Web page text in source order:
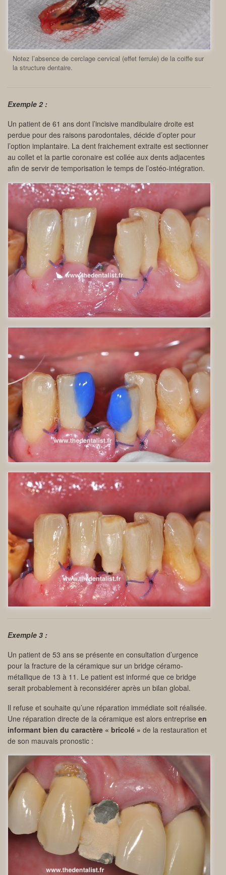
Notez l’absence de cerclage cervical (effet ferrule) de la coiffe sur
la structure dentaire.
Exemple 2 :
Un patient de 61 ans dont l’incisive mandibulaire droite est
perdue pour des raisons parodontales, décide d’opter pour
l’option implantaire. La dent fraichement extraite est sectionner
au collet et la partie coronaire est collée aux dents adjacentes
afin de servir de temporisation le temps de l’ostéo-intégration.
Exemple 3 :
Un patient de 53 ans se présente en consultation d’urgence
pour la fracture de la céramique sur un bridge céramo-
métallique de 13 à 11. Le patient est informé que ce bridge
serait probablement à reconsidérer après un bilan global.
Il refuse et souhaite qu’une réparation immédiate soit réalisée.
Une réparation directe de la céramique est alors entreprise en
informant bien du caractère « bricolé » de la restauration et
de son mauvais pronostic :